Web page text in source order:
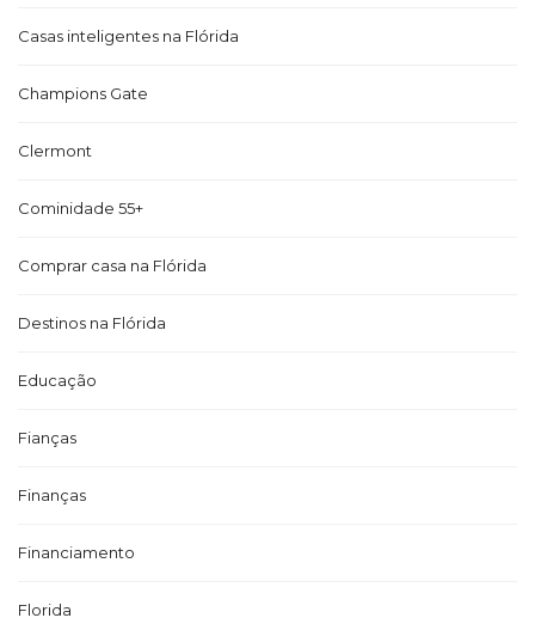
Casas inteligentes na Flórida
Champions Gate
Clermont
Cominidade 55+
Comprar casa na Flórida
Destinos na Flórida
Educação
Fianças
Finanças
Financiamento
Florida